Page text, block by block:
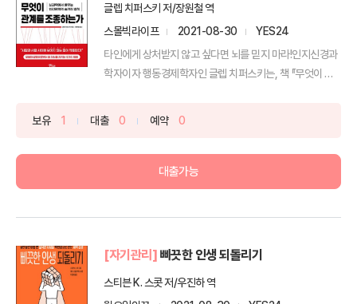
글렙 치퍼스키 저/장원철 역
스몰빅라이프
2021-08-30
YES24
타인에게 상처받지 않고 싶다면 뇌를 믿지 마라!인지신경과
학자이자 행동경제학자인 글렙 치퍼스키는, 책 『무엇이 관
보유 1 대출 0 예약 0
대출가능
[자기관리] 삐끗한 인생 되돌리기
스티븐 K. 스콧 저/우진하 역